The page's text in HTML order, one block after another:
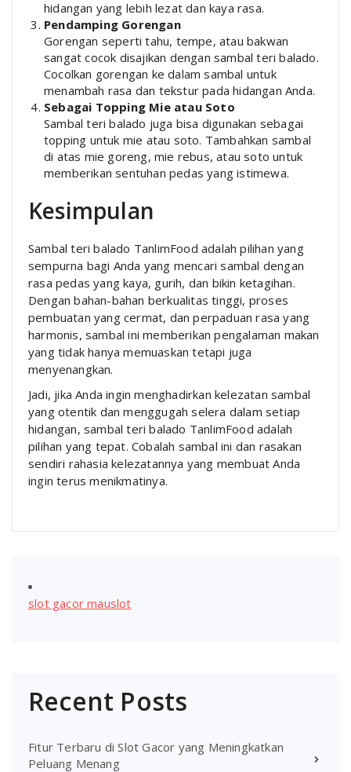
hidangan yang lebih lezat dan kaya rasa.
Pendamping Gorengan
Gorengan seperti tahu, tempe, atau bakwan
sangat cocok disajikan dengan sambal teri balado.
Cocolkan gorengan ke dalam sambal untuk
menambah rasa dan tekstur pada hidangan Anda.
Sebagai Topping Mie atau Soto
Sambal teri balado juga bisa digunakan sebagai
topping untuk mie atau soto. Tambahkan sambal
di atas mie goreng, mie rebus, atau soto untuk
memberikan sentuhan pedas yang istimewa.
Kesimpulan
Sambal teri balado TanlimFood adalah pilihan yang
sempurna bagi Anda yang mencari sambal dengan
rasa pedas yang kaya, gurih, dan bikin ketagihan.
Dengan bahan-bahan berkualitas tinggi, proses
pembuatan yang cermat, dan perpaduan rasa yang
harmonis, sambal ini memberikan pengalaman makan
yang tidak hanya memuaskan tetapi juga
menyenangkan.
Jadi, jika Anda ingin menghadirkan kelezatan sambal
yang otentik dan menggugah selera dalam setiap
hidangan, sambal teri balado TanlimFood adalah
pilihan yang tepat. Cobalah sambal ini dan rasakan
sendiri rahasia kelezatannya yang membuat Anda
ingin terus menikmatinya.
slot gacor mauslot
Recent Posts
Fitur Terbaru di Slot Gacor yang Meningkatkan
Peluang Menang